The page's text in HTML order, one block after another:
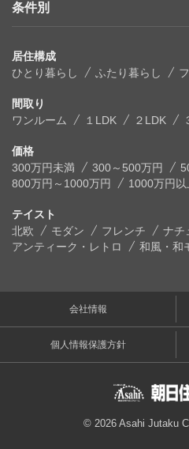
条件別
居住構成
ひとり暮らし
ふたり暮らし
間取り
ワンルーム
１LDK ２LDK
価格
300万円未満
300～500万円
800万円～1000万円
1000万円以
テイスト
北欧
モダン フレンチ ナチ
アンティーク・レトロ
和風・和
会社情報
個人情報保護方針
© 2026 Asahi Jutaku